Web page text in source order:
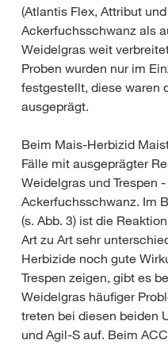
(Atlantis Flex, Attribut
Ackerfuchsschwanz als
Weidelgras weit
Proben wurden nur im
festgestellt, diese waren
ausgeprägt.
Beim Mais-Herbizid
Fälle mit ausgeprägter
Weidelgras und Trespen
Ackerfuchsschwanz. Im
(s. Abb. 3) ist die
Art zu Art sehr
Herbizide noch gute
Trespen zeigen, gibt es
Weidelgras häufiger
treten bei diesen beiden
und Agil-S auf. Beim